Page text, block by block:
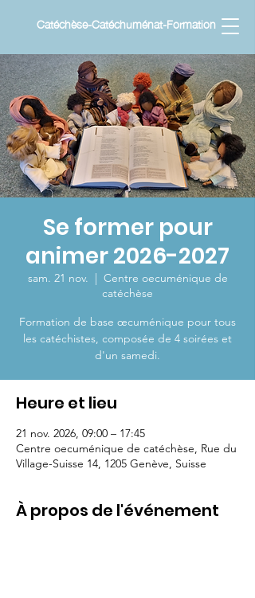
Catéchèse-Catéchuménat-Formation
Se former pour
animer 2026-2027
sam. 21 nov.
  |
Centre oecuménique de
catéchèse
Formation de base œcuménique pour tous
les catéchistes, composée de 4 soirées et
d'un samedi.
Heure et lieu
21 nov. 2026, 09:00 – 17:45
Centre oecuménique de catéchèse, Rue du
Village-Suisse 14, 1205 Genève, Suisse
À propos de l'événement